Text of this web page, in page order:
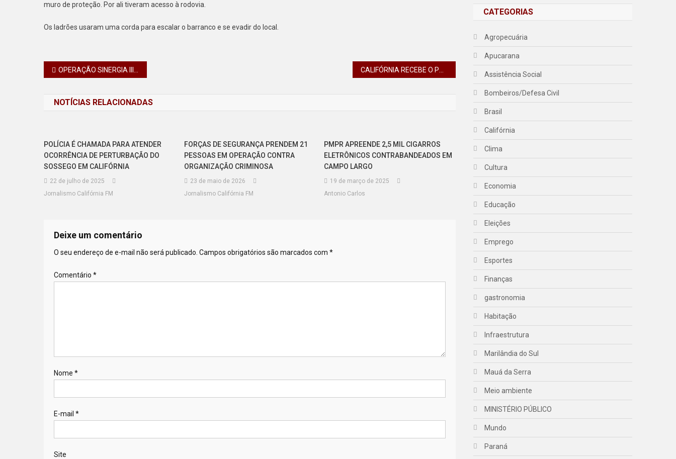
muro de proteção. Por ali tiveram acesso à rodovia.
Os ladrões usaram uma corda para escalar o barranco e se evadir do local.
Navegação
Post
OPERAÇÃO SINERGIA III É CONCLUÍDA COM MAIS DE 13 TONELADAS DE DROGAS APREENDIDAS
NOTÍCIAS RELACIONADAS
POLÍCIA É CHAMADA PARA ATENDER
OCORRÊNCIA DE PERTURBAÇÃO DO
SOSSEGO EM CALIFÓRNIA
22 de julho de 2025
Jornalismo Califórnia FM
FORÇAS DE SEGURANÇA PRENDEM 21
PESSOAS EM OPERAÇÃO CONTRA
ORGANIZAÇÃO CRIMINOSA
23 de maio de 2026
Jornalismo Califórnia FM
PMPR APREENDE 2,5 MIL CIGARROS
ELETRÔNICOS CONTRABANDEADOS EM
CAMPO LARGO
19 de março de 2025
Antonio Carlos
Deixe um comentário
O seu endereço de e-mail não será publicado. Campos obrigatórios são marcados com *
Comentário *
Nome *
E-mail *
Site
CATEGORIAS
Agropecuária
Apucarana
Assistência Social
Bombeiros/Defesa Civil
Brasil
Califórnia
Clima
Cultura
Economia
Educação
Eleições
Emprego
Esportes
Finanças
gastronomia
Habitação
Infraestrutura
Marilândia do Sul
Mauá da Serra
Meio ambiente
MINISTÉRIO PÚBLICO
Mundo
Paraná